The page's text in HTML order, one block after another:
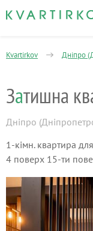
Kvartirkov Дніпро
За
Дніпро
1-кімн. квартира
4 поверх 15-ти